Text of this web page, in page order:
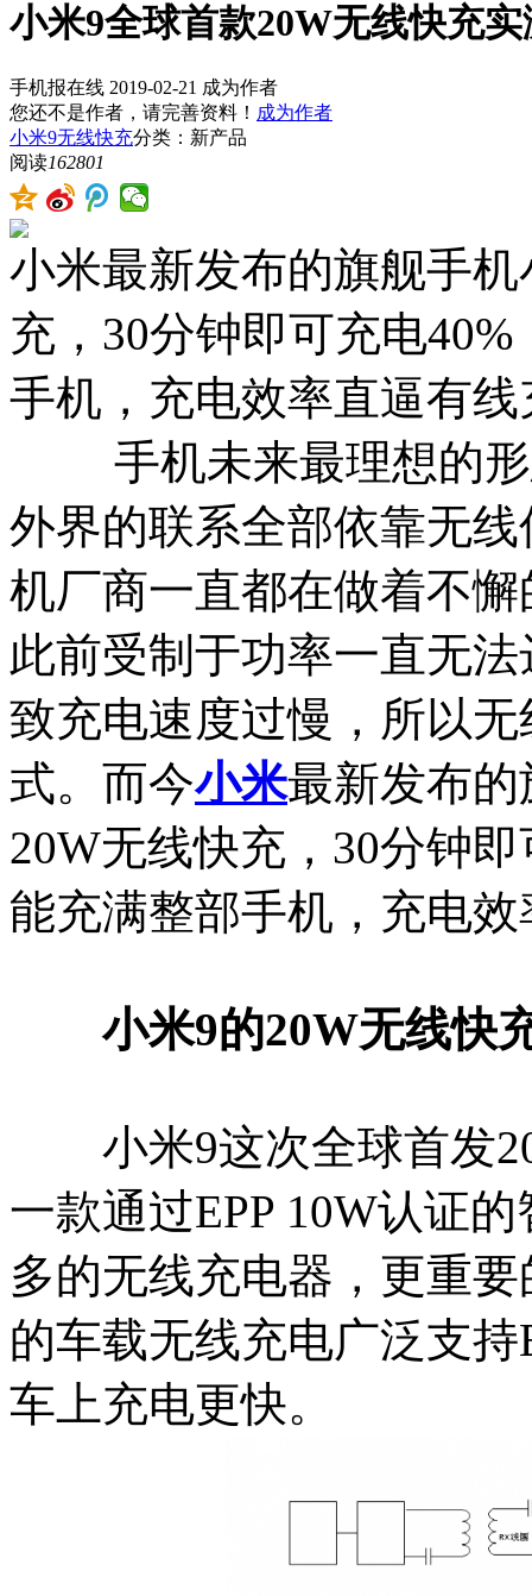
小米9全球首款20W无线快充
手机报在线 2019-02-21 成为作者
您还不是作者，请完善资料！ 成为作者
小米9无线快充分类：新产品
阅读162801
小米最新发布的旗舰手
充，30分钟即可充电
手机，充电效率直逼有线
手机未来最理想的形
外界的联系全部依靠无
机厂商一直都在做着不
此前受制于功率一直无
致充电速度过慢，所以
式。而今小米最新发布
20W无线快充，30分钟
能充满整部手机，充电
小米9的20W无线快
小米9这次全球首发
一款通过EPP 10W认证
多的无线充电器，更重
的车载无线充电广泛支
车上充电更快。